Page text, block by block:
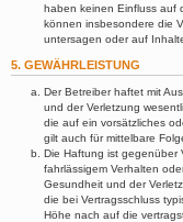
haben keinen Einfluss auf
können insbesondere die
untersagen oder auf
5. GEWÄHRLEISTUNG
Der Betreiber haftet mit
und der Verletzung
die auf ein vorsätzliches
gilt auch für mittelbare
Die Haftung ist gegenüber
fahrlässigem Verhalten
Gesundheit und der
die bei Vertragsschluss
Höhe nach auf die